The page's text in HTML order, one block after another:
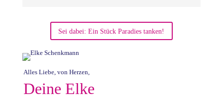
Sei dabei: Ein Stück Paradies tanken!
Alles Liebe, von Herzen,
Deine Elke